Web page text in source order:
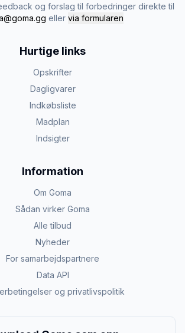
og forslag til forbedringer direkte til
eller via formularen
Hurtige links
Opskrifter
Dagligvarer
Indkøbsliste
Madplan
Indsigter
Information
Om Goma
Sådan virker Goma
Alle tilbud
Nyheder
For samarbejdspartnere
Data API
og privatlivspolitik